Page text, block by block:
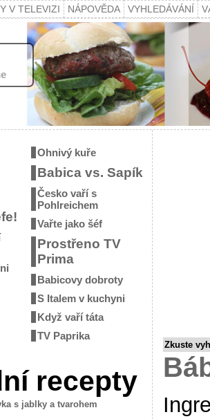
V TELEVIZI NÁPOVĚDA VYHLEDÁVÁNÍ
Ohnivý kuře
Babica vs. Sapík
Česko vaří s
Pohlreichem
Vařte jako šéf
Prostřeno TV
Prima
Babicovy dobroty
S Italem v kuchyni
Když vaří táta
TV Paprika
recepty
s jablky a tvarohem
Zkuste